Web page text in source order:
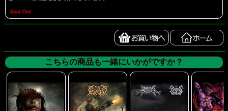
Sold Out
こちらの商品も一緒にいかがですか？